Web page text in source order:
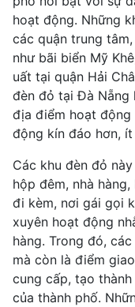
hoạt động. Những
các quận trung
như bãi biển Mỹ
uất tại quận Hải
đèn đỏ tại Đà Nẵng
địa điểm hoạt động
động kín đáo hơn,
Các khu đèn đỏ
hộp đêm, nhà
đi kèm, nơi gái gọi
xuyên hoạt động
hàng. Trong đó,
mà còn là điểm
cung cấp, tạo
của thành phố.